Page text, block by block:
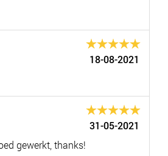
18-08-2021
31-05-2021
gewerkt, thanks!